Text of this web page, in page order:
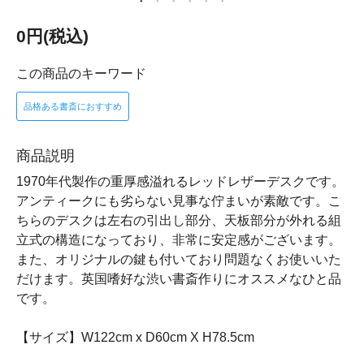
0円(税込)
この商品のキーワード
品格ある書斎におすすめ
商品説明
1970年代製作の重厚感溢れるレッドレザーデスクです。
アンティークにも劣らない見事な佇まいが素敵です。こ
ちらのデスクは左右の引出し部分、天板部分が外れる組
立式の構造になっており、非常に安定感がございます。
また、オリジナルの鍵も付いており問題なくお使いいた
だけます。英国嗜好な渋い書斎作りにオススメなひと品
です。
【サイズ】W122cm x D60cm X H78.5cm